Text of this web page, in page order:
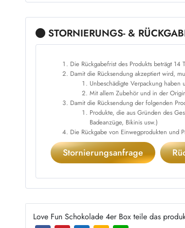
STORNIERUNGS- &
Die Rückgabefrist des Produkts beträgt 14
Damit die Rücksendung akzeptiert wird,
Unbeschädigte Verpackung haben
Mit allem Zubehör und in der
Damit die Rücksendung der folgenden
Produkte, die aus Gründen des
Badeanzüge, Bikinis usw.)
Die Rückgabe von Einwegprodukten und
Stornierungsanfrage
Love Fun Schokolade 4er Box teile das